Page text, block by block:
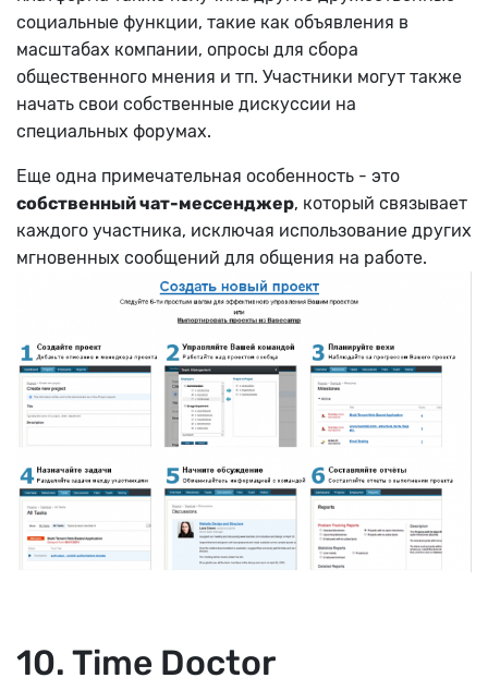
социальные функции, такие как объявления в
масштабах компании, опросы для сбора
общественного мнения и тп. Участники могут также
начать свои собственные дискуссии на
специальных форумах.
Еще одна примечательная особенность - это
собственный чат-мессенджер, который связывает
каждого участника, исключая использование других
мгновенных сообщений для общения на работе.
10. Time Doctor